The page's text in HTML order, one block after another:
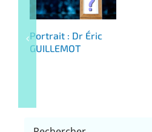
Portrait : Dr Éric
GUILLEMOT
Rechercher